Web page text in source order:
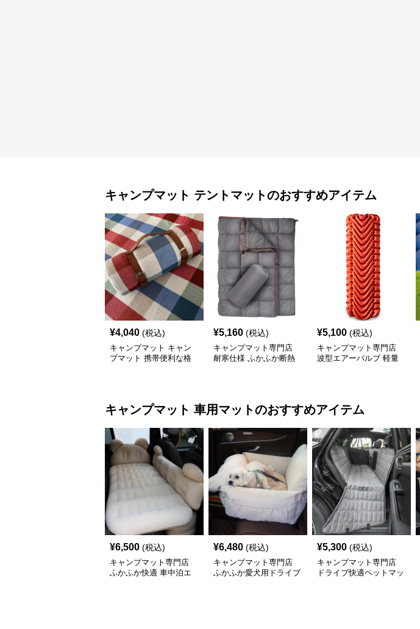
キャンプマット テントマットのおすすめアイテム
¥4,040 (税込)
キャンプマット キャン
プマット 携帯便利な格
¥5,160 (税込)
キャンプマット専門店
耐寒仕様 ふかふか断熱
¥5,100 (税込)
キャンプマット専門店
波型エアーバルブ 軽量
キャンプマット 車用マットのおすすめアイテム
¥6,500 (税込)
キャンプマット専門店
ふかふか快適 車中泊エ
¥6,480 (税込)
キャンプマット専門店
ふかふか愛犬用ドライブ
¥5,300 (税込)
キャンプマット専門店
ドライブ快適ペットマッ